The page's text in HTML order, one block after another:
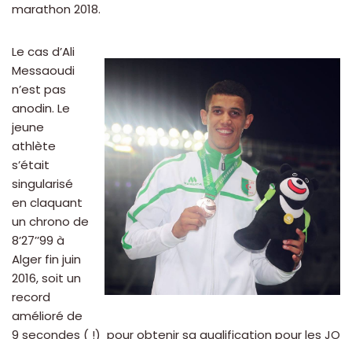
marathon 2018.
Le cas d’Ali
Messaoudi
n’est pas
anodin. Le
jeune
athlète
s’était
singularisé
en claquant
un chrono de
8’27’’99 à
Alger fin juin
2016, soit un
record
amélioré de
9 secondes ( !) pour obtenir sa qualification pour les JO